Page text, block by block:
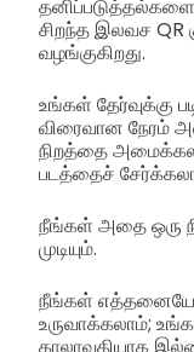
தனிப்படுத்தல்களை
சிறந்த இலவச QR
வழங்குகிறது.
உங்கள் தேர்வுக்கு
விரைவான நேரம்
நிறத்தை
படத்தைச்
நீங்கள் அதை ஒரு
முடியும்.
நீங்கள் எத்தனையோ
உருவாக்கலாம்;